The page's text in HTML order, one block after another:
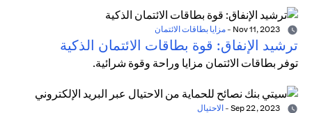
- مزايا بطاقات الائتمان
ترشيد الإنفاق: قوة بطاقات الائتمان الذكية
توفر بطاقات الائتمان مزايا وراحة وقوة شرائية.
- الاحتيال